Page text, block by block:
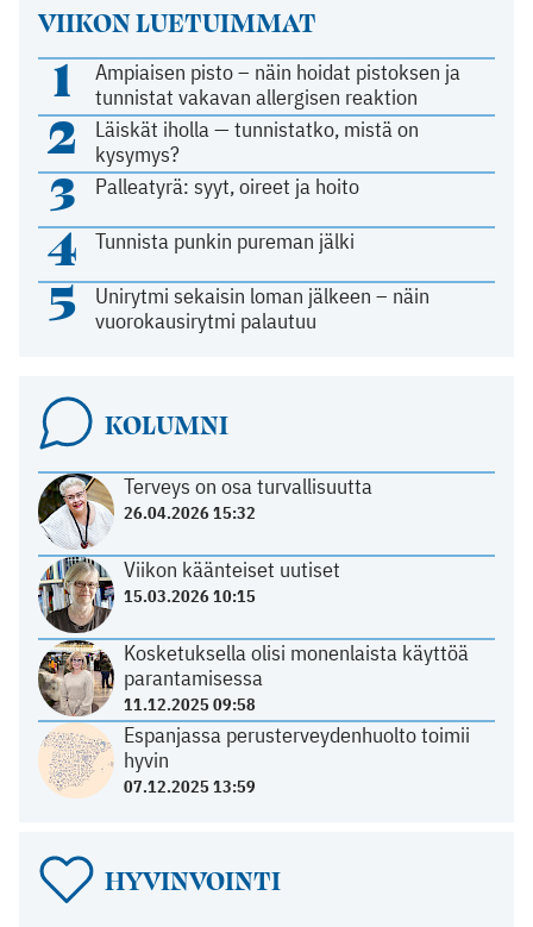
VIIKON LUETUIMMAT
1
Ampiaisen pisto – näin hoidat pistoksen ja
tunnistat vakavan allergisen reaktion
2
Läiskät iholla — tunnistatko, mistä on
kysymys?
3 Palleatyrä: syyt, oireet ja hoito
4 Tunnista punkin pureman jälki
5
Unirytmi sekaisin loman jälkeen – näin
vuorokausirytmi palautuu
KOLUMNI
Terveys on osa turvallisuutta
26.04.2026 15:32
Viikon käänteiset uutiset
15.03.2026 10:15
Kosketuksella olisi monenlaista käyttöä
parantamisessa
11.12.2025 09:58
Espanjassa perusterveydenhuolto toimii
hyvin
07.12.2025 13:59
HYVINVOINTI